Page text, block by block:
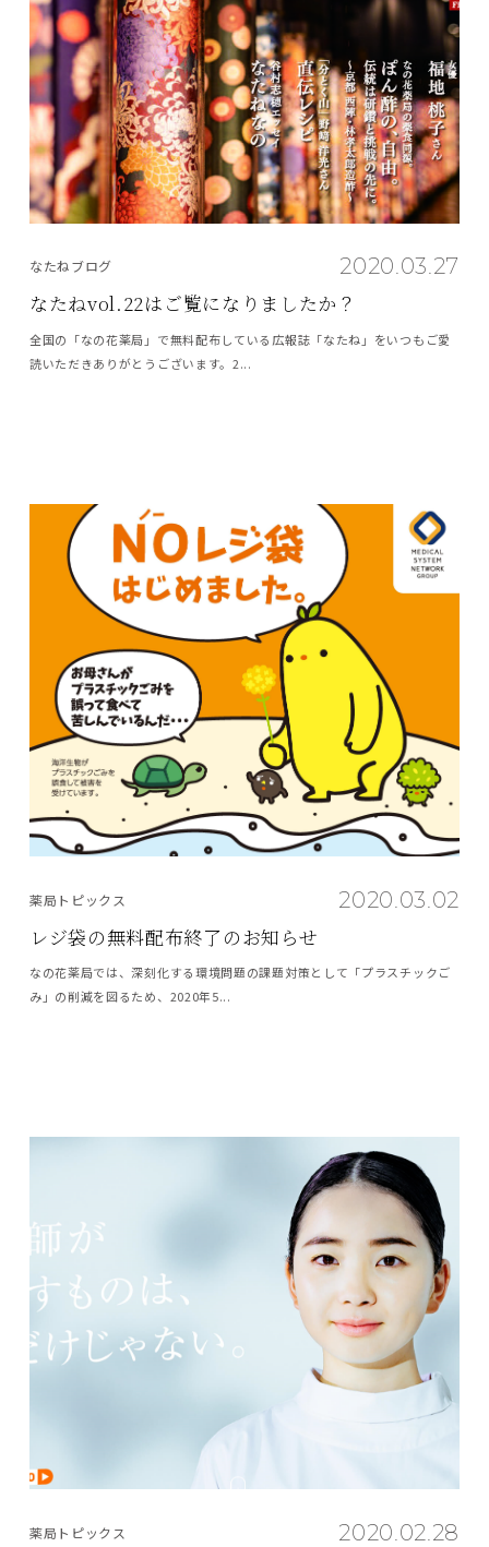
2020.03.27
なたねブログ
なたねvol.22はご覧になりましたか？
全国の「なの花薬局」で無料配布している広報誌「なたね」をいつもご愛
読いただきありがとうございます。2...
2020.03.02
薬局トピックス
レジ袋の無料配布終了のお知らせ
なの花薬局では、深刻化する環境問題の課題対策として「プラスチックご
み」の削減を図るため、2020年5...
2020.02.28
薬局トピックス